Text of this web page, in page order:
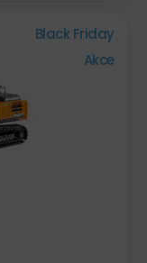
Black Friday
Akce